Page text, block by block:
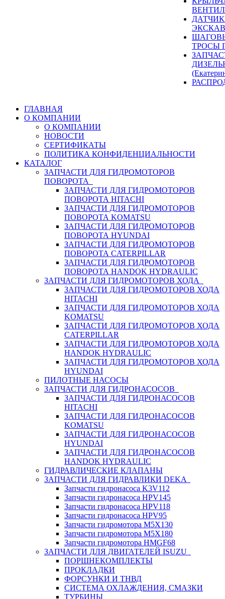
ТРОСЫ
ГЛАВНАЯ
О КОМПАНИИ
О КОМПАНИИ
НОВОСТИ
СЕРТИФИКАТЫ
ПОЛИТИКА КОНФИДЕНЦИАЛЬНОСТИ
КАТАЛОГ
ЗАПЧАСТИ ДЛЯ ГИДРОМОТОРОВ
ПОВОРОТА
ЗАПЧАСТИ ДЛЯ ГИДРОМОТОРОВ
ПОВОРОТА HITACHI
ЗАПЧАСТИ ДЛЯ ГИДРОМОТОРОВ
ПОВОРОТА KOMATSU
ЗАПЧАСТИ ДЛЯ ГИДРОМОТОРОВ
ПОВОРОТА HYUNDAI
ЗАПЧАСТИ ДЛЯ ГИДРОМОТОРОВ
ПОВОРОТА CATERPILLAR
ЗАПЧАСТИ ДЛЯ ГИДРОМОТОРОВ
ПОВОРОТА HANDOK HYDRAULIC
ЗАПЧАСТИ ДЛЯ ГИДРОМОТОРОВ ХОДА
ЗАПЧАСТИ ДЛЯ ГИДРОМОТОРОВ ХОДА
HITACHI
ЗАПЧАСТИ ДЛЯ ГИДРОМОТОРОВ ХОДА
KOMATSU
ЗАПЧАСТИ ДЛЯ ГИДРОМОТОРОВ ХОДА
CATERPILLAR
ЗАПЧАСТИ ДЛЯ ГИДРОМОТОРОВ ХОДА
HANDOK HYDRAULIC
ЗАПЧАСТИ ДЛЯ ГИДРОМОТОРОВ ХОДА
HYUNDAI
ПИЛОТНЫЕ НАСОСЫ
ЗАПЧАСТИ ДЛЯ ГИДРОНАСОСОВ
ЗАПЧАСТИ ДЛЯ ГИДРОНАСОСОВ
HITACHI
ЗАПЧАСТИ ДЛЯ ГИДРОНАСОСОВ
KOMATSU
ЗАПЧАСТИ ДЛЯ ГИДРОНАСОСОВ
HYUNDAI
ЗАПЧАСТИ ДЛЯ ГИДРОНАСОСОВ
HANDOK HYDRAULIC
ГИДРАВЛИЧЕСКИЕ КЛАПАНЫ
ЗАПЧАСТИ ДЛЯ ГИДРАВЛИКИ DEKA
Запчасти гидронасоса K3V112
Запчасти гидронасоса HPV145
Запчасти гидронасоса HPV118
Запчасти гидронасоса HPV95
Запчасти гидромотора M5X130
Запчасти гидромотора M5X180
Запчасти гидромотора HMGF68
ЗАПЧАСТИ ДЛЯ ДВИГАТЕЛЕЙ ISUZU
ПОРШНЕКОМПЛЕКТЫ
ПРОКЛАДКИ
ФОРСУНКИ И ТНВД
СИСТЕМА ОХЛАЖДЕНИЯ, СМАЗКИ
ТУРБИНЫ